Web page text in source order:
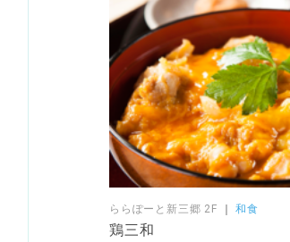
ららぽーと新三郷 2F ｜和食
鶏三和